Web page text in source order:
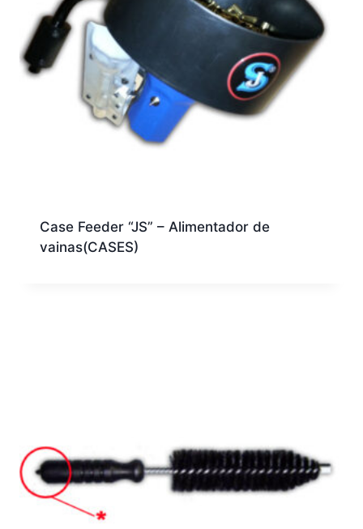
Case Feeder “JS” – Alimentador de
vainas(CASES)